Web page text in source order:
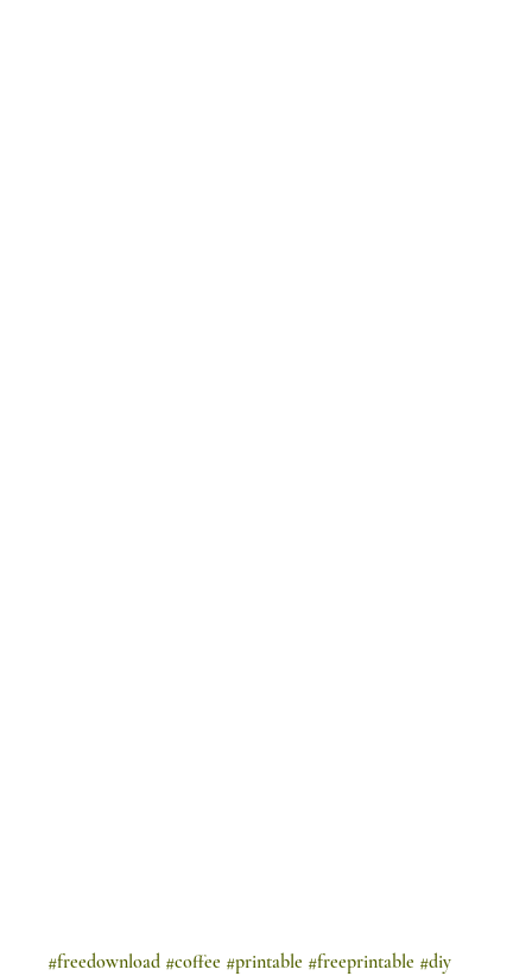
#freedownload #coffee #printable #freeprintable #diy